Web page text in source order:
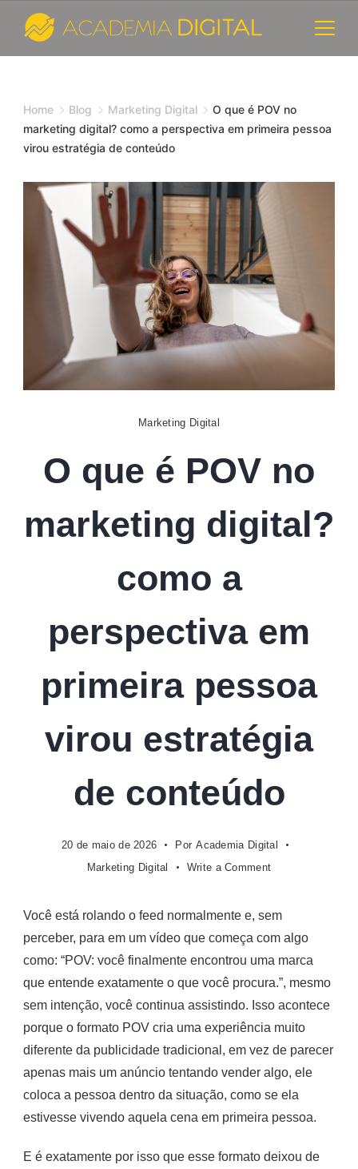
content
e
Consultoria
de
Marketing
Digital
Academia
Digital
Home Blog Marketing Digital
O que é POV no
marketing digital? como a perspectiva em primeira pessoa
virou estratégia de conteúdo
Marketing Digital
O que é POV no
marketing digital?
como a
perspectiva em
primeira pessoa
virou estratégia
de conteúdo
20 de maio de 2026 Por Academia Digital
Marketing Digital
Write a Commenton
é
POV
no
marketing
a
perspectiva
em
primeira
virou
de
Você está rolando o feed normalmente e, sem
perceber, para em um vídeo que começa com algo
como: “POV: você finalmente encontrou uma marca
que entende exatamente o que você procura.”, mesmo
sem intenção, você continua assistindo. Isso acontece
porque o formato POV cria uma experiência muito
diferente da publicidade tradicional, em vez de parecer
apenas mais um anúncio tentando vender algo, ele
coloca a pessoa dentro da situação, como se ela
estivesse vivendo aquela cena em primeira pessoa.
E é exatamente por isso que esse formato deixou de